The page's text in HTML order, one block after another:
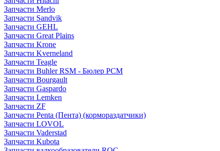
Запчасти Merlo
Запчасти Sandvik
Запчасти GEHL
Запчасти Great Plains
Запчасти Krone
Запчасти Kverneland
Запчасти Teagle
Запчасти Buhler RSM - Бюлер РСМ
Запчасти Bourgault
Запчасти Gaspardo
Запчасти Lemken
Запчасти ZF
Запчасти Penta (Пента) (кормораздатчики)
Запчасти LOVOL
Запчасти Vaderstad
Запчасти Kubota